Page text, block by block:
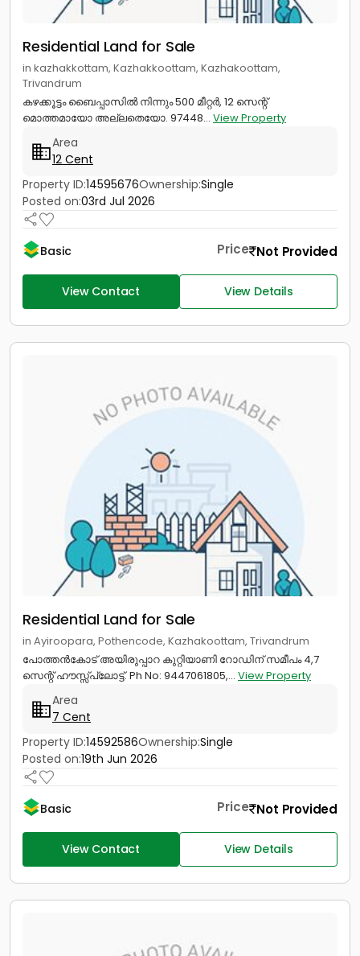
Residential Land for Sale
in kazhakkottam, Kazhakkoottam, Kazhakoottam,
Trivandrum
കഴക്കൂട്ടം ബൈപ്പാസിൽ നിന്നും 500 മീറ്റർ, 12 സെന്റ്
മൊത്തമായോ അല്ലതെയോ. 97448... View Property
Area
12 Cent
Property ID:14595676Ownership:Single
Posted on:03rd Jul 2026
Basic Price Not Provided
View Contact View Details
Residential Land for Sale
in Ayiroopara, Pothencode, Kazhakoottam, Trivandrum
പോത്തൻകോട് അയിരുപ്പാറ കുറ്റിയാണി റോഡിന് സമീപം 4,7
സെന്റ് ഹൗസ്സ്പ്ലോട്ട്. Ph No: 9447061805,... View Property
Area
7 Cent
Property ID:14592586Ownership:Single
Posted on:19th Jun 2026
Basic Price Not Provided
View Contact View Details